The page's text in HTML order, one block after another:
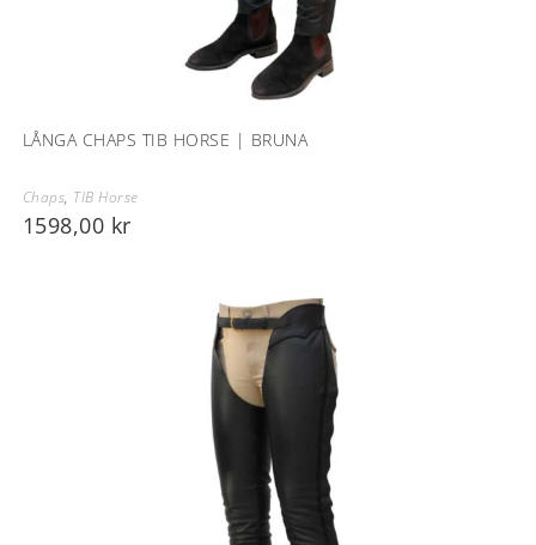
LÅNGA CHAPS TIB HORSE | BRUNA
Chaps, TIB Horse
1598,00 kr